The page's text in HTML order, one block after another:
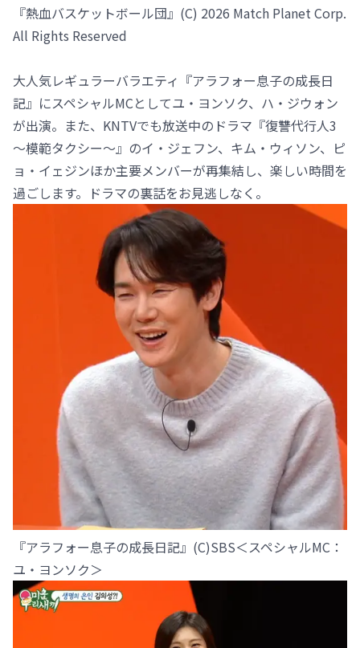
『熱血バスケットボール団』(C) 2026 Match Planet Corp.
All Rights Reserved
大人気レギュラーバラエティ『アラフォー息子の成長日
記』にスペシャルMCとしてユ・ヨンソク、ハ・ジウォン
が出演。また、KNTVでも放送中のドラマ『復讐代行人3
～模範タクシー～』のイ・ジェフン、キム・ウィソン、ピ
ョ・イェジンほか主要メンバーが再集結し、楽しい時間を
過ごします。ドラマの裏話をお見逃しなく。
『アラフォー息子の成長日記』(C)SBS＜スペシャルMC：
ユ・ヨンソク＞